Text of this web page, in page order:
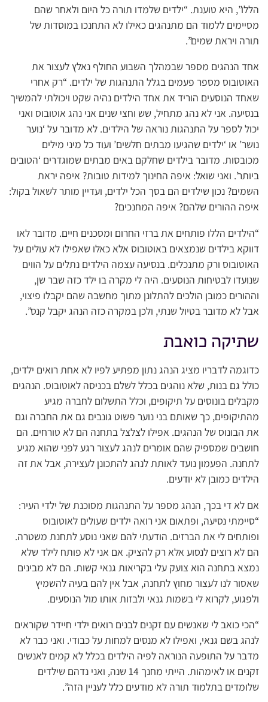
הללו”, היא טוענת. “ילדים שלמדו תורה כל היום ולאחר שהם
מסיימים ללמוד הם מתנהגים כאילו לא התחנכו במוסדות של
תורה ויראת שמים”.
אחד הנהגים מספר שבמהלך השבוע החולף נאלץ לעצור את
האוטובוס מספר פעמים בגלל התנהגות של ילדים. “רק אחרי
שאחד הנוסעים הוריד את אחד הילדים נהיה שקט ויכולתי להמשיך
בנסיעה. אני לא נהג מתחיל, שש וחצי שנים אני נהג אוטובוס ואני
יכול לספר על התנהגות נוראה של הילדים. לא מדובר על ‘נוער
נושר’ או ‘ילדים שהגיעו מבתים חלשים’ ועוד כל מיני מילים
מכובסות. מדובר בילדים שחלקם באים מבתים שמוגדרים ‘הטובים
ביותר’. ואני שואל: איפה החינוך למידות טובות? איפה יראת
השמים? נכון שילדים הם בסך הכל ילדים, ועדיין מותר לשאול בקול:
איפה ההורים שלהם? איפה המחנכים?
“הילדים הללו פותחים את ברזי החרום ומסכנים חיים. מדובר לאו
דווקא בילדים שנמצאים באוטובוס אלא כאלו שאפילו לא עולים על
האוטובוס ורק מתנכלים. בנסיעה עצמה הילדים נתלים על הווים
שנועדו לבטיחות הנוסעים. היה לי מקרה בו ילד כזה שבר שן,
וההורים כמובן הולכים להתלונן מתוך מחשבה שהם יקבלו פיצוי,
אבל לא מדובר בטיול שנתי, ולכן במקרה כזה הנהג יקבל קנס”.
שתיקה כואבת
כדוגמה לדבריו מציג הנהג נתון מפתיע לפיו לא אחת רואים ילדים,
כולל גם בנות, שלא נוהגים בכלל לשלם בכניסה לאוטובוס. הנהגים
מקבלים בונוסים על תיקופים, וכלל התשלום לחברה מגיע
מהתיקופים, כך שאותם בני נוער פשוט גונבים גם את החברה וגם
את הבונוס של הנהגים. אפילו לצלצל בתחנה הם לא טורחים. הם
חושבים שמספיק שהם אומרים לנהג לעצור רגע לפני שהוא מגיע
לתחנה. הפעמון נועד לאותת לנהג להתכונן לעצירה, אבל את זה
הילדים כמובן לא יודעים.
אם לא די בכך, הנהג מספר על התנהגות מסוכנת של ילדי העיר:
“סיימתי נסיעה, ופתאום אני רואה ילדים שעולים לאוטובוס
ופותחים לי את הברזים. הודעתי להם שאני נוסע לתחנת משטרה.
הם לא רוצים לנסוע אלא רק להציק. אם אני לא פותח לילד שלא
נמצא בתחנה הוא צועק עלי בקריאות גנאי קשות. הם לא מבינים
שאסור לנו לעצור מחוץ לתחנה, אבל אין להם בעיה להשמיץ
ולפגוע, לקרוא לי בשמות גנאי ולבזות אותו מול הנוסעים.
“הכי כואב לי שאנשים עם זקנים לבנים רואים ילדי חיידר שקוראים
לנהג בשם גנאי, ואפילו לא מנסים למחות על כבודי. ואני כבר לא
מדבר על התופעה הנוראה לפיה הילדים בכלל לא קמים לאנשים
זקנים או לאימהות. הייתי מחנך 14 שנה, ואני נדהם שילדים
שלומדים בתלמוד תורה לא מודעים כלל לעניין הזה”.